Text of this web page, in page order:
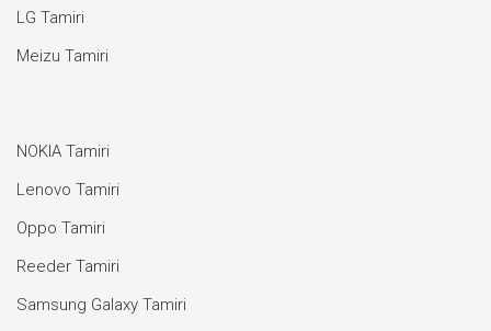
LG Tamiri
Meizu Tamiri
NOKIA Tamiri
Lenovo Tamiri
Oppo Tamiri
Reeder Tamiri
Samsung Galaxy Tamiri